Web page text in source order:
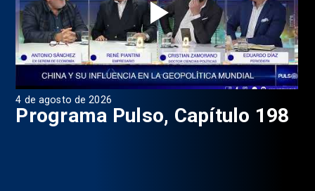
4 de agosto de 2026
Programa Pulso, Capítulo 198